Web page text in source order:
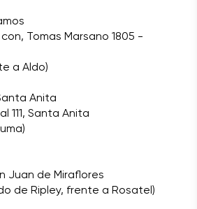
Tomas Marsano 1805 -
a Aldo)
Anita
111, Santa Anita
Juan de Miraflores
de Ripley, frente a Rosatel)